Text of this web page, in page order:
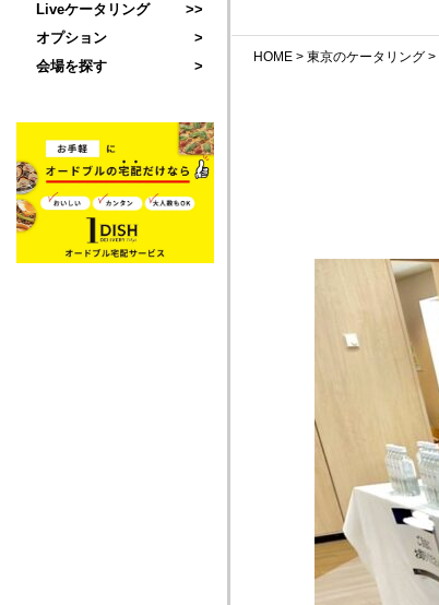
Liveケータリング
オプション
会場を探す
HOME > 東京のケータリング >